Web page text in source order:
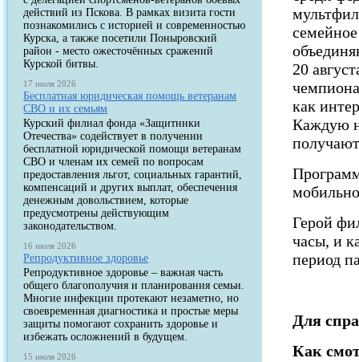
действий из Пскова. В рамках визита гости
познакомились с историей и современностью
Курска, а также посетили Поныровский
район - место ожесточённых сражений
Курской битвы.
17 июля 2026
Бесплатная юридическая помощь ветеранам
СВО и их семьям
Курский филиал фонда «Защитники
Отечества» содействует в получении
бесплатной юридической помощи ветеранам
СВО и членам их семей по вопросам
предоставления льгот, социальных гарантий,
компенсаций и других выплат, обеспечения
денежным довольствием, которые
предусмотрены действующим
законодательством.
16 июля 2026
Репродуктивное здоровье
Репродуктивное здоровье – важная часть
общего благополучия и планирования семьи.
Многие инфекции протекают незаметно, но
своевременная диагностика и простые меры
защиты помогают сохранить здоровье и
избежать осложнений в будущем.
15 июля 2026
20
как
Каждую
Герой
часы, и
период
Для
Как